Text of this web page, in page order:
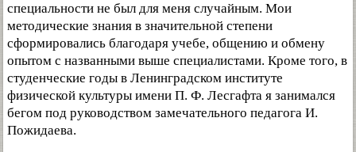
специальности не был для меня случайным. Мои
методические знания в значительной степени
сформировались благодаря учебе, общению и обмену
опытом с названными выше специалистами. Кроме того, в
студенческие годы в Ленинградском институте
физической культуры имени П. Ф. Лесгафта я занимался
бегом под руководством замечательного педагога И.
Пожидаева.